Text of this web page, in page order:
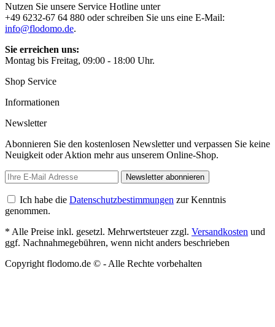
Nutzen Sie unsere Service Hotline unter
+49 6232-67 64 880 oder schreiben Sie uns eine E-Mail:
info@flodomo.de.
Sie erreichen uns:
Montag bis Freitag, 09:00 - 18:00 Uhr.
Shop Service
Informationen
Newsletter
Abonnieren Sie den kostenlosen Newsletter und verpassen Sie keine
Neuigkeit oder Aktion mehr aus unserem Online-Shop.
Newsletter abonnieren
Ich habe die Datenschutzbestimmungen zur Kenntnis
genommen.
* Alle Preise inkl. gesetzl. Mehrwertsteuer zzgl. Versandkosten und
ggf. Nachnahmegebühren, wenn nicht anders beschrieben
Copyright flodomo.de © - Alle Rechte vorbehalten